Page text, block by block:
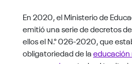
En 2020, el Ministerio de
emitió una serie de decretos
ellos el N.° 026-2020, que
obligatoriedad de la